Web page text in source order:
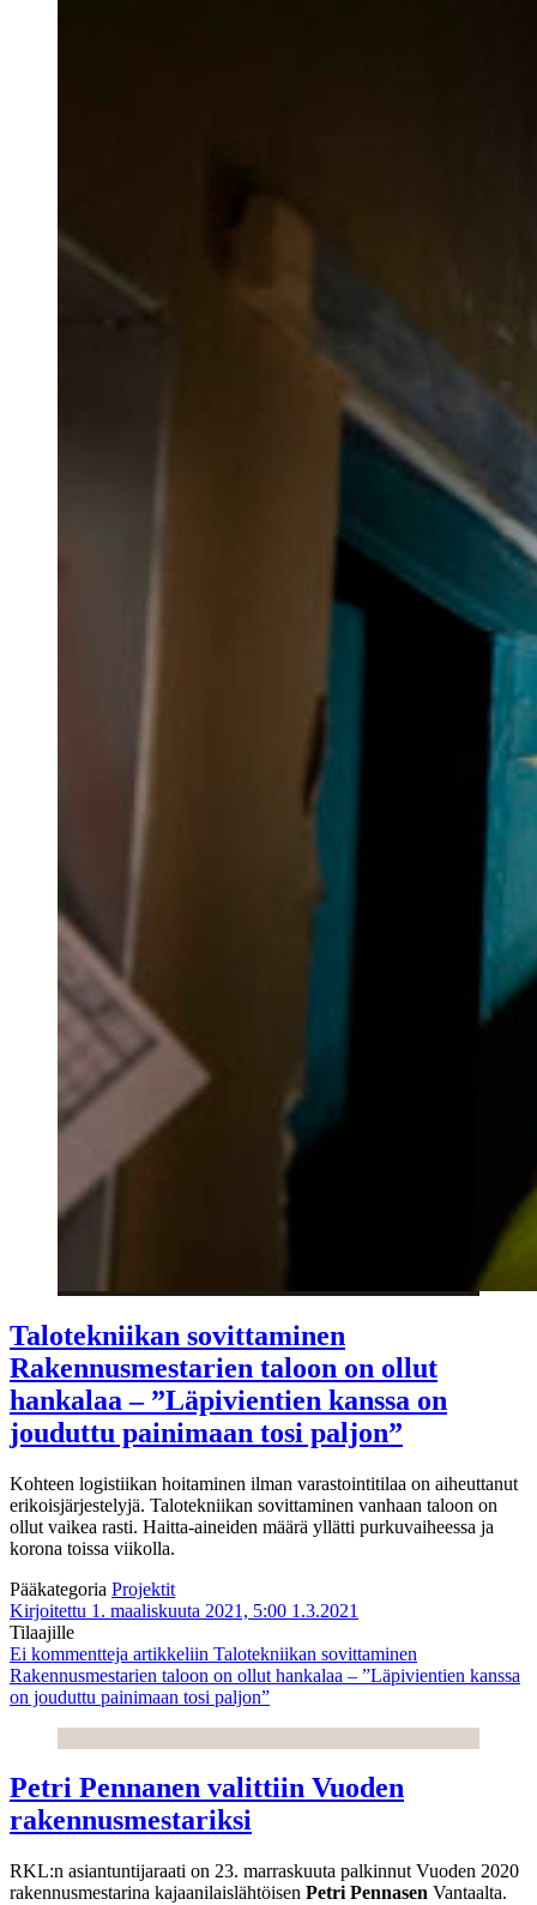
Talotekniikan sovittaminen
Rakennusmestarien taloon on ollut
hankalaa – ”Läpivientien kanssa on
jouduttu painimaan tosi paljon”
Kohteen logistiikan hoitaminen ilman varastointitilaa on aiheuttanut
erikoisjärjestelyjä. Talotekniikan sovittaminen vanhaan taloon on
ollut vaikea rasti. Haitta-aineiden määrä yllätti purkuvaiheessa ja
korona toissa viikolla.
Pääkategoria Projektit
Kirjoitettu 1. maaliskuuta 2021, 5:00 1.3.2021
Tilaajille
Ei kommentteja artikkeliin Talotekniikan sovittaminen
Rakennusmestarien taloon on ollut hankalaa – ”Läpivientien kanssa
on jouduttu painimaan tosi paljon”
Petri Pennanen valittiin Vuoden
rakennusmestariksi
RKL:n asiantuntijaraati on 23. marraskuuta palkinnut Vuoden 2020
rakennusmestarina kajaanilaislähtöisen Petri Pennasen Vantaalta.